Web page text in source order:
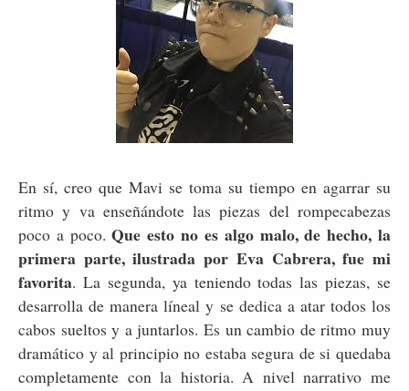
En sí, creo que Mavi se toma su tiempo en agarrar su
ritmo y va enseñándote las piezas del rompecabezas
poco a poco.Que esto no es algo malo, de hecho, la
primera parte, ilustrada por Eva Cabrera, fue mi
favorita. La segunda, ya teniendo todas las piezas, se
desarrolla de manera líneal y se dedica a atar todos los
cabos sueltos y a juntarlos. Es un cambio de ritmo muy
dramático y al principio no estaba segura de si quedaba
completamente con la historia. A nivel narrativo me